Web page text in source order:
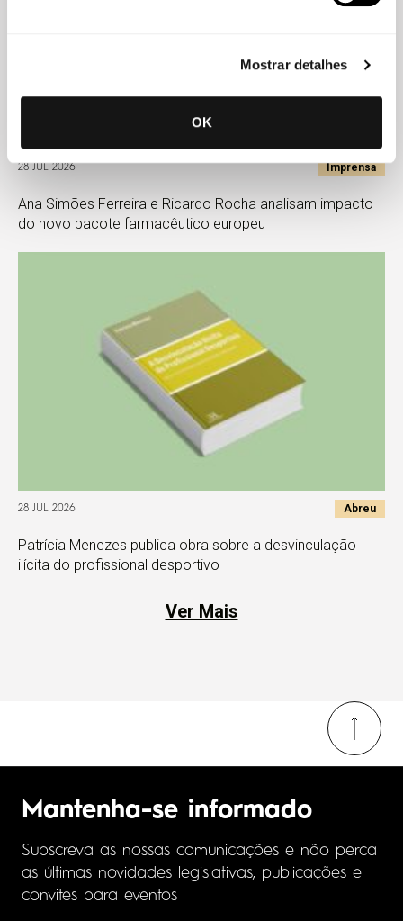
Mostrar detalhes
OK
28 JUL 2026 Imprensa
Ana Simões Ferreira e Ricardo Rocha analisam impacto
do novo pacote farmacêutico europeu
28 JUL 2026 Abreu
Patrícia Menezes publica obra sobre a desvinculação
ilícita do profissional desportivo
Ver Mais
Mantenha-se informado
Subscreva as nossas comunicações e não perca
as últimas novidades legislativas, publicações e
convites para eventos